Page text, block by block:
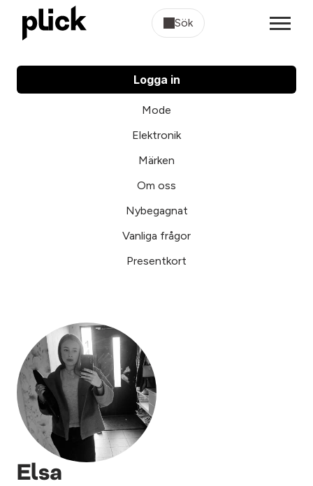
Sök
Logga in
Mode
Elektronik
Märken
Om oss
Nybegagnat
Vanliga frågor
Presentkort
Elsa